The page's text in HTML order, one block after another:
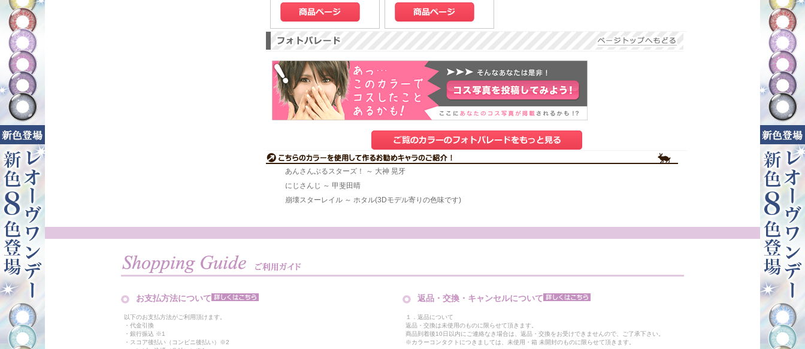
あんさんぶるスターズ！ ～ 大神 晃牙
にじさんじ ～ 甲斐田晴
崩壊スターレイル ～ ホタル(3Dモデル寄りの色味です)
お支払方法について
以下のお支払方法がご利用頂けます。
・代金引換
・銀行振込 ※1
・スコア後払い（コンビニ後払い）※2
返品・交換・キャンセルについて
１．返品について
返品・交換は未使用のものに限らせて頂きます。
商品到着後10日以内にご連絡なき場合は、返品・交換をお受けできませんので、ご了承下さい。
※カラーコンタクトにつきましては、未使用・箱 未開封のものに限らせて頂きます。